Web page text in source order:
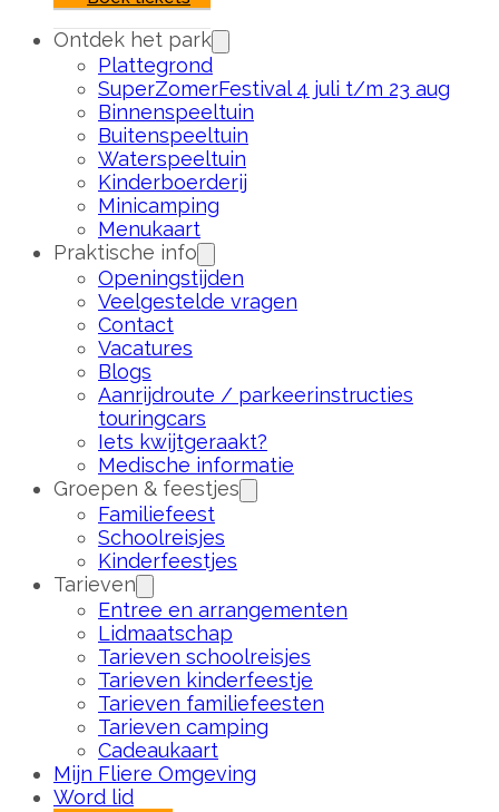
Ontdek het park
Plattegrond
SuperZomerFestival 4 juli t/m 23 aug
Binnenspeeltuin
Buitenspeeltuin
Waterspeeltuin
Kinderboerderij
Minicamping
Menukaart
Praktische info
Openingstijden
Veelgestelde vragen
Contact
Vacatures
Blogs
Aanrijdroute / parkeerinstructies
touringcars
Iets kwijtgeraakt?
Medische informatie
Groepen & feestjes
Familiefeest
Schoolreisjes
Kinderfeestjes
Tarieven
Entree en arrangementen
Lidmaatschap
Tarieven schoolreisjes
Tarieven kinderfeestje
Tarieven familiefeesten
Tarieven camping
Cadeaukaart
Mijn Fliere Omgeving
Word lid